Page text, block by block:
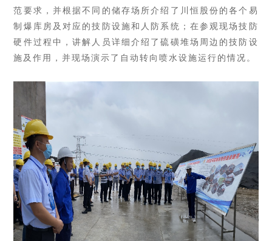
范要求，并根据不同的储存场所介绍了川恒股份的各个易
制爆库房及对应的技防设施和人防系统；在参观现场技防
硬件过程中，讲解人员 详细介绍了硫磺堆场周边的技防设
施及作用，并现场演示了自动转向喷水设施运行的情况。